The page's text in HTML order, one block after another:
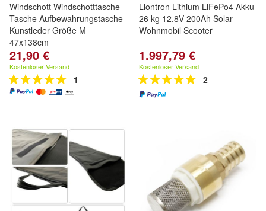
Windschott Windschotttasche
Tasche Aufbewahrungstasche
Kunstleder Größe M
47x138cm
21,90 €
Kostenloser Versand
1
Liontron Lithium LiFePo4 Akku
26 kg 12.8V 200Ah Solar
Wohnmobil Scooter
1.997,79 €
Kostenloser Versand
2